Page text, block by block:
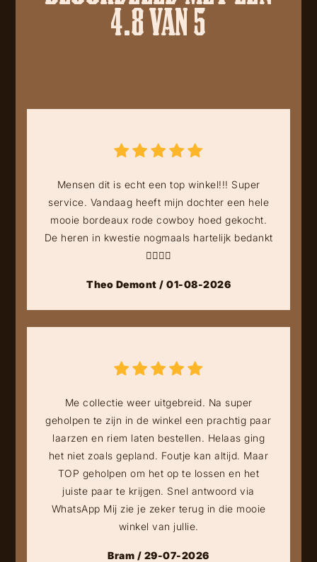
4.8 VAN 5
Mensen dit is echt een top winkel!!! Super
service. Vandaag heeft mijn dochter een hele
mooie bordeaux rode cowboy hoed gekocht.
De heren in kwestie nogmaals hartelijk bedankt
👍🏻👍🏻
Theo Demont / 01-08-2026
Me collectie weer uitgebreid. Na super
geholpen te zijn in de winkel een prachtig paar
laarzen en riem laten bestellen. Helaas ging
het niet zoals gepland. Foutje kan altijd. Maar
TOP geholpen om het op te lossen en het
juiste paar te krijgen. Snel antwoord via
WhatsApp Mij zie je zeker terug in die mooie
winkel van jullie.
Bram / 29-07-2026